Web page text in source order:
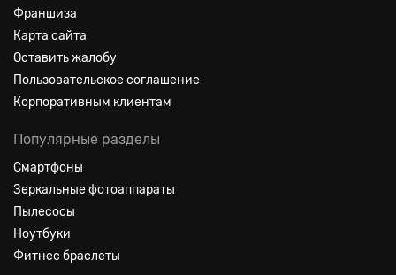
Франшиза
Карта сайта
Оставить жалобу
Пользовательское соглашение
Корпоративным клиентам
Популярные разделы
Смартфоны
Зеркальные фотоаппараты
Пылесосы
Ноутбуки
Фитнес браслеты